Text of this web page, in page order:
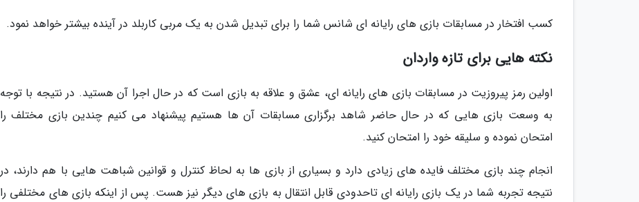
کسب افتخار در مسابقات بازی های رایانه ای شانس شما را برای تبدیل شدن به یک مربی کاربلد در آینده بیشتر خواهد نمود.
نکته هایی برای تازه واردان
اولین رمز پیروزیت در مسابقات بازی های رایانه ای، عشق و علاقه به بازی است که در حال اجرا آن هستید. در نتیجه با توجه
به وسعت بازی هایی که در حال حاضر شاهد برگزاری مسابقات آن ها هستیم پیشنهاد می کنیم چندین بازی مختلف را
امتحان نموده و سلیقه خود را امتحان کنید.
انجام چند بازی مختلف فایده های زیادی دارد و بسیاری از بازی ها به لحاظ کنترل و قوانین شباهت هایی با هم دارند، در
نتیجه تجربه شما در یک بازی رایانه ای تاحدودی قابل انتقال به بازی های دیگر نیز هست. پس از اینکه بازی های مختلفی را